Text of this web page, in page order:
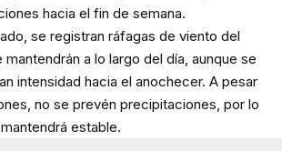
hacia el fin de semana.
se registran ráfagas de viento del
a lo largo del día, aunque se
intensidad hacia el anochecer. A pesar
no se prevén precipitaciones, por lo
estable.